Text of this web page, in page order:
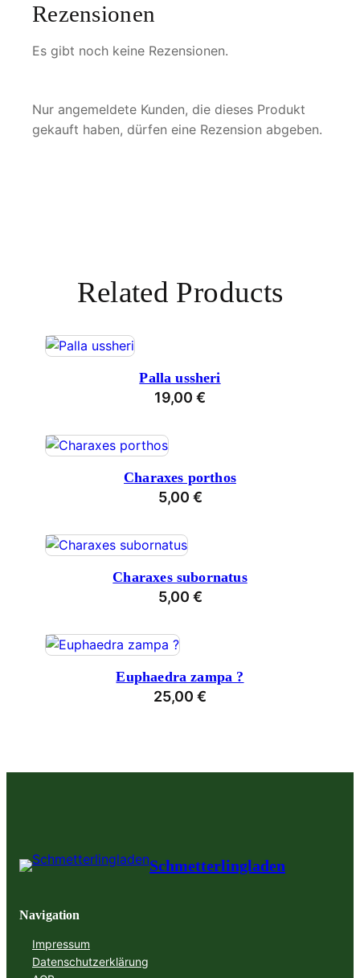
Rezensionen
Es gibt noch keine Rezensionen.
Nur angemeldete Kunden, die dieses Produkt
gekauft haben, dürfen eine Rezension abgeben.
Related Products
Palla ussheri
19,00 €
Charaxes porthos
5,00 €
Charaxes subornatus
5,00 €
Euphaedra zampa ?
25,00 €
Schmetterlingladen
Navigation
Impressum
Datenschutzerklärung